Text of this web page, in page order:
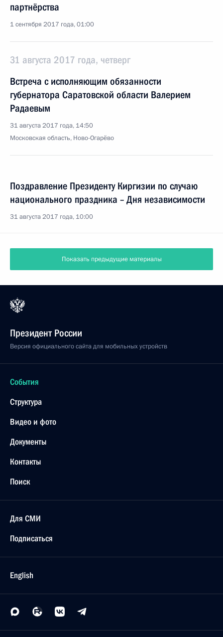
партнёрства
1 сентября 2017 года, 01:00
31 августа 2017 года, четверг
Встреча с исполняющим обязанности
губернатора Саратовской области Валерием
Радаевым
31 августа 2017 года, 14:50
Московская область, Ново-Огарёво
Поздравление Президенту Киргизии по случаю
национального праздника – Дня независимости
31 августа 2017 года, 10:00
Показать предыдущие материалы
Президент России
Версия официального сайта для мобильных устройств
События
Структура
Видео и фото
Документы
Контакты
Поиск
Для СМИ
Подписаться
English